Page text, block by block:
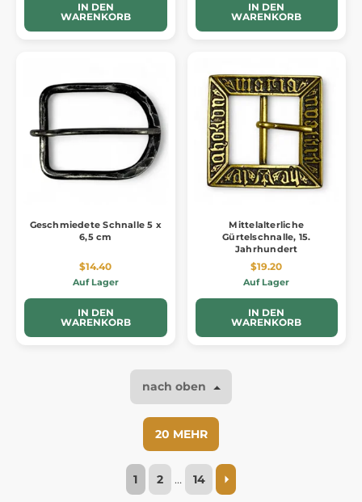
IN DEN
WARENKORB
IN DEN
WARENKORB
Geschmiedete Schnalle 5 x
6,5 cm
$14.40
Auf Lager
IN DEN
WARENKORB
Mittelalterliche
Gürtelschnalle, 15.
Jahrhundert
$19.20
Auf Lager
IN DEN
WARENKORB
nach oben
20 MEHR
1 2 … 14